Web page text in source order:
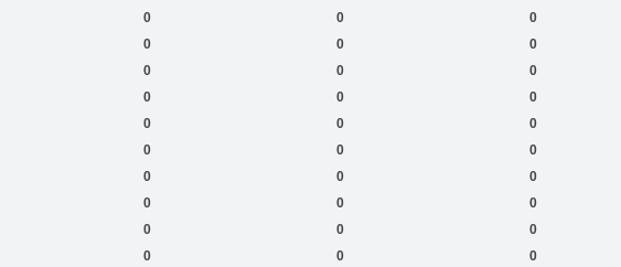
0 0
0
0 0
0
0 0
0
0 0
0
0 0
0
0 0
0
0 0
0
0 0
0
0 0
0
0 0
0